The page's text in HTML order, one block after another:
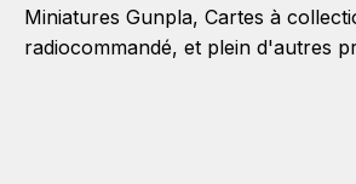
Miniatures Gunpla, Cartes à
radiocommandé, et plein d'autres